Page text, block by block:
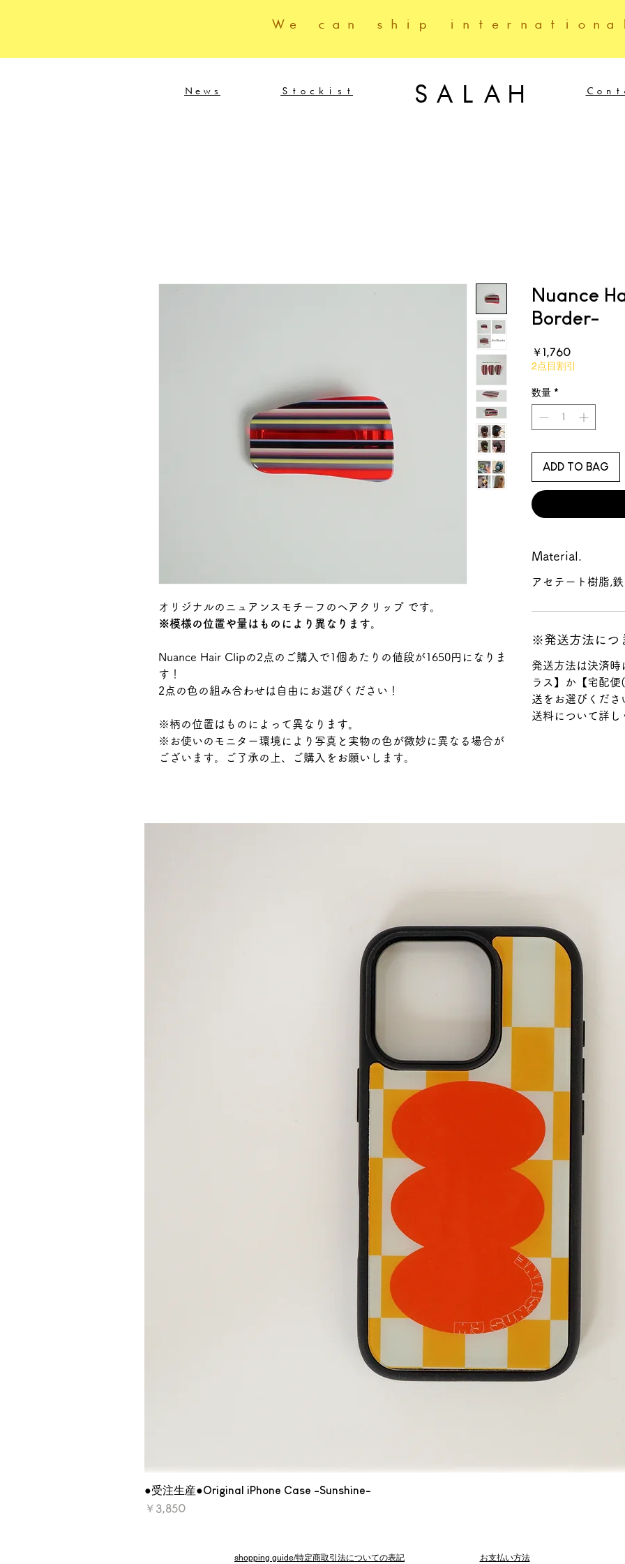
We can ship
News Stockist SALAH
オリジナルのニュアンスモチーフのヘアクリップ です。
※模様の位置や量はものにより異なります。
Nuance Hair Clipの2点のご購入で1個あたりの値段が1650円になりま
す！
2点の色の組み合わせは自由にお選びください！
※柄の位置はものによって異なります。
※お使いのモニター環境により写真と実物の色が微妙に異なる場合が
ございます。ご了承の上、ご購入をお願いします。
Nuance
Border-
￥1,760価
格
2点目割引
数量 *
ADD TO BAG
Material.
アセテート樹脂,鉄
※発送方法につ
発送方法は決済
ラス】か【宅配
送をお選びくださ
送料について詳し
●受注生産●Original iPhone Case -Sunshine-
価格
￥3,850
shopping guide/特定商取引法についての表記 お支払い方法